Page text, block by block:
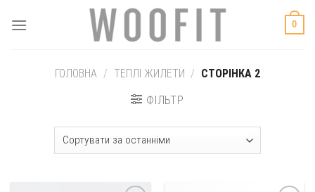
0
ГОЛОВНА / ТЕПЛІ ЖИЛЕТИ / СТОРІНКА 2
ФІЛЬТР